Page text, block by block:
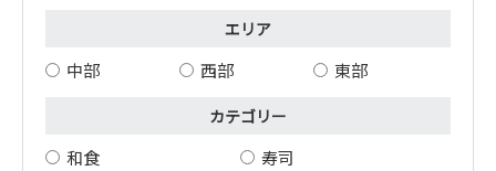
エリア
中部 西部 東部
カテゴリー
和食
寿司